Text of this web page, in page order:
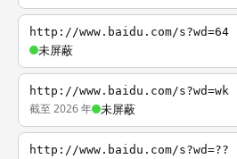
http://www.baidu.com/s?wd=64
未屏蔽
http://www.baidu.com/s?wd=wk
截至 2026 年 未屏蔽
http://www.baidu.com/s?wd=??